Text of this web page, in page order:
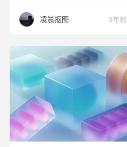
凌晨抠图 3年前